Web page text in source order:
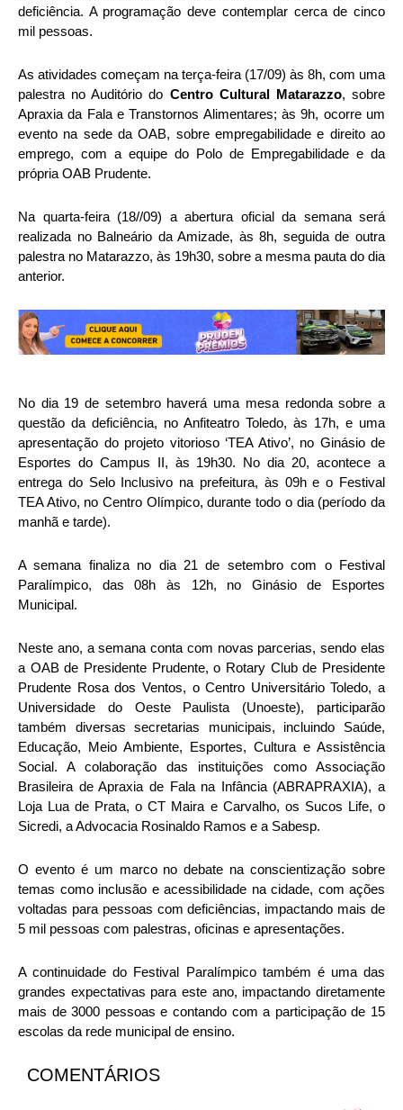
deficiência. A programação deve contemplar cerca de cinco
mil pessoas.
As atividades começam na terça-feira (17/09) às 8h, com uma
palestra no Auditório do Centro Cultural Matarazzo, sobre
Apraxia da Fala e Transtornos Alimentares; às 9h, ocorre um
evento na sede da OAB, sobre empregabilidade e direito ao
emprego, com a equipe do Polo de Empregabilidade e da
própria OAB Prudente.
Na quarta-feira (18//09) a abertura oficial da semana será
realizada no Balneário da Amizade, às 8h, seguida de outra
palestra no Matarazzo, às 19h30, sobre a mesma pauta do dia
anterior.
No dia 19 de setembro haverá uma mesa redonda sobre a
questão da deficiência, no Anfiteatro Toledo, às 17h, e uma
apresentação do projeto vitorioso ‘TEA Ativo’, no Ginásio de
Esportes do Campus II, às 19h30. No dia 20, acontece a
entrega do Selo Inclusivo na prefeitura, às 09h e o Festival
TEA Ativo, no Centro Olímpico, durante todo o dia (período da
manhã e tarde).
A semana finaliza no dia 21 de setembro com o Festival
Paralímpico, das 08h às 12h, no Ginásio de Esportes
Municipal.
Neste ano, a semana conta com novas parcerias, sendo elas
a OAB de Presidente Prudente, o Rotary Club de Presidente
Prudente Rosa dos Ventos, o Centro Universitário Toledo, a
Universidade do Oeste Paulista (Unoeste), participarão
também diversas secretarias municipais, incluindo Saúde,
Educação, Meio Ambiente, Esportes, Cultura e Assistência
Social. A colaboração das instituições como Associação
Brasileira de Apraxia de Fala na Infância (ABRAPRAXIA), a
Loja Lua de Prata, o CT Maira e Carvalho, os Sucos Life, o
Sicredi, a Advocacia Rosinaldo Ramos e a Sabesp.
O evento é um marco no debate na conscientização sobre
temas como inclusão e acessibilidade na cidade, com ações
voltadas para pessoas com deficiências, impactando mais de
5 mil pessoas com palestras, oficinas e apresentações.
A continuidade do Festival Paralímpico também é uma das
grandes expectativas para este ano, impactando diretamente
mais de 3000 pessoas e contando com a participação de 15
escolas da rede municipal de ensino.
COMENTÁRIOS